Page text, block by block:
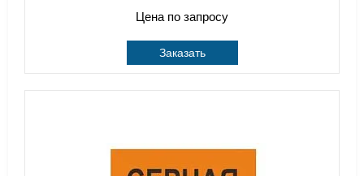
Цена по запросу
Заказать